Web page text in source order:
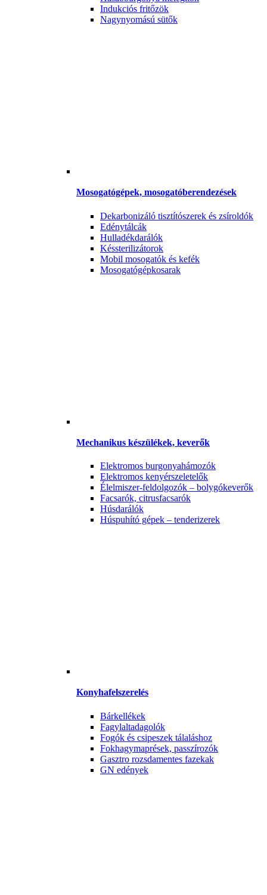
Indukciós fritőzök
Nagynyomású sütők
Mosogatógépek, mosogatóberendezések
Dekarbonizáló tisztítószerek és zsíroldók
Edénytálcák
Hulladékdarálók
Késsterilizátorok
Mobil mosogatók és kefék
Mosogatógépkosarak
Mechanikus készülékek, keverők
Elektromos burgonyahámozók
Elektromos kenyérszeletelők
Élelmiszer-feldolgozók – bolygókeverők
Facsarók, citrusfacsarók
Húsdarálók
Húspuhító gépek – tenderizerek
Konyhafelszerelés
Bárkellékek
Fagylaltadagolók
Fogók és csipeszek tálaláshoz
Fokhagymaprések, passzírozók
Gasztro rozsdamentes fazekak
GN edények